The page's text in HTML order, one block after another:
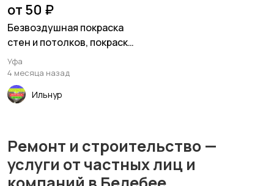
от 50 ₽
Безвоздушная покраска
стен и потолков, покраска
металлоконструкций,
цеха, ангара
Уфа
4 месяца назад
Ильнур
Ремонт и строительство —
услуги от частных лиц и